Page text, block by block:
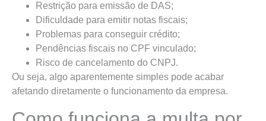
Restrição para emissão de DAS;
Dificuldade para emitir notas fiscais;
Problemas para conseguir crédito;
Pendências fiscais no CPF vinculado;
Risco de cancelamento do CNPJ.
Ou seja, algo aparentemente simples pode acabar
afetando diretamente o funcionamento da empresa.